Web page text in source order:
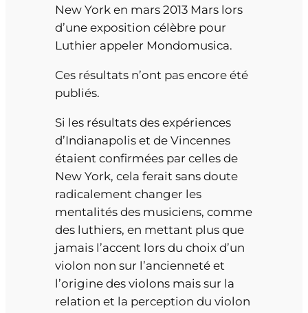
New York en mars 2013 Mars lors
d’une exposition célèbre pour
Luthier appeler Mondomusica.
Ces résultats n’ont pas encore été
publiés.
Si les résultats des expériences
d’Indianapolis et de Vincennes
étaient confirmées par celles de
New York, cela ferait sans doute
radicalement changer les
mentalités des musiciens, comme
des luthiers, en mettant plus que
jamais l’accent lors du choix d’un
violon non sur l’ancienneté et
l’origine des violons mais sur la
relation et la perception du violon